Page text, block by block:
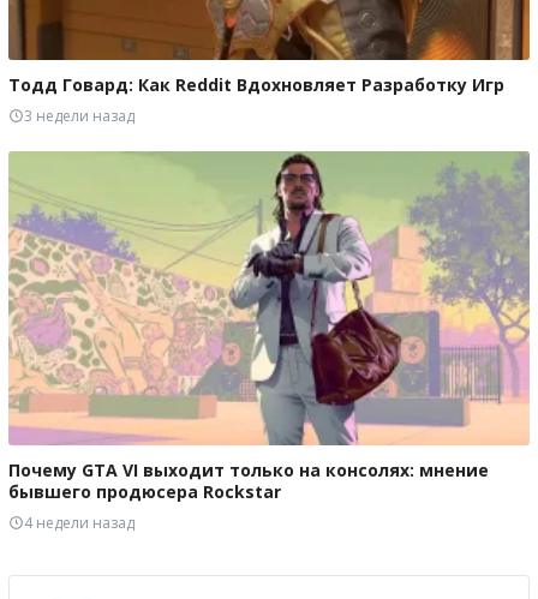
Тодд Говард: Как Reddit Вдохновляет Разработку Игр
3 недели назад
Почему GTA VI выходит только на консолях: мнение
бывшего продюсера Rockstar
4 недели назад